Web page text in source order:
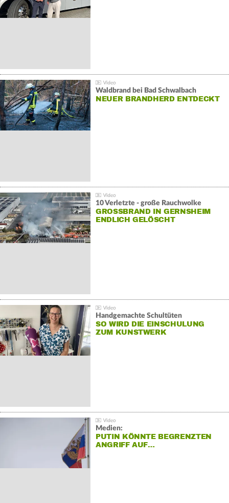
Waldbrand bei Bad Schwalbach
NEUER BRANDHERD ENTDECKT
10 Verletzte - große Rauchwolke
GROSSBRAND IN GERNSHEIM E
NDLICH GELÖSCHT
Handgemachte Schultüten
SO WIRD DIE EINSCHULUNG
ZUM KUNSTWERK
Medien:
PUTIN KÖNNTE BEGRENZTEN
ANGRIFF AUF…